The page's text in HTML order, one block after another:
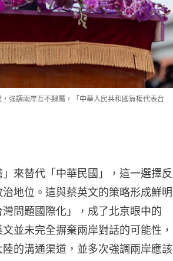
強調兩岸互不隸屬，「中華人民共和國無權代表台
來替代「中華民國」，這一選擇反
地位。這與蔡英文的策略形成鮮明
問題國際化」，成了北京眼中的
並未完全摒棄兩岸對話的可能性，
的溝通渠道，並多次強調兩岸應該